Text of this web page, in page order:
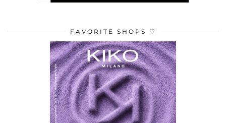
FAVORITE SHOPS ♡